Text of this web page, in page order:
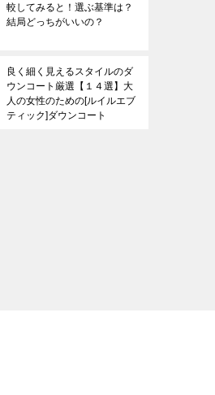
較してみると！選ぶ基準は？
結局どっちがいいの？
良く細く見えるスタイルのダ
ウンコート厳選【１４選】大
人の女性のための[ルイルエブ
ティック]ダウンコート